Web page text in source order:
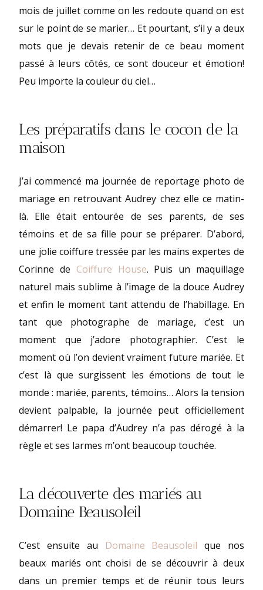
mois de juillet comme on les redoute quand on est
sur le point de se marier… Et pourtant, s’il y a deux
mots que je devais retenir de ce beau moment
passé à leurs côtés, ce sont douceur et émotion!
Peu importe la couleur du ciel…
Les préparatifs dans le cocon de la
maison
J’ai commencé ma journée de reportage photo de
mariage en retrouvant Audrey chez elle ce matin-
là. Elle était entourée de ses parents, de ses
témoins et de sa fille pour se préparer. D’abord,
une jolie coiffure tressée par les mains expertes de
Corinne de Coiffure House. Puis un maquillage
naturel mais sublime à l’image de la douce Audrey
et enfin le moment tant attendu de l’habillage. En
tant que photographe de mariage, c’est un
moment que j’adore photographier. C’est le
moment où l’on devient vraiment future mariée. Et
c’est là que surgissent les émotions de tout le
monde : mariée, parents, témoins… Alors la tension
devient palpable, la journée peut officiellement
démarrer! Le papa d’Audrey n’a pas dérogé à la
règle et ses larmes m’ont beaucoup touchée.
La découverte des mariés au
Domaine Beausoleil
C’est ensuite au Domaine Beausoleil que nos
beaux mariés ont choisi de se découvrir à deux
dans un premier temps et de réunir tous leurs